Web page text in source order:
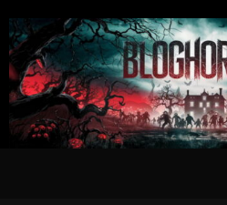
TO
CONTENT